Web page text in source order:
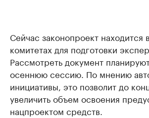
Сейчас законопроект находится
комитетах для подготовки
Рассмотреть документ
осеннюю сессию. По мнению
инициативы, это позволит до
увеличить объем освоения
нацпроектом средств.